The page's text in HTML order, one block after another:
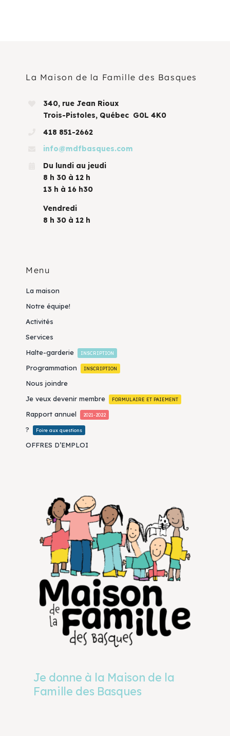
La Maison de la Famille des Basques
340, rue Jean Rioux
Trois-Pistoles, Québec G0L 4K0
418 851-2662
info@mdfbasques.com
Du lundi au jeudi
8 h 30 à 12 h
13 h à 16 h30
Vendredi
8 h 30 à 12 h
Menu
La maison
Notre équipe!
Activités
Services
Halte-garderie
INSCRIPTION
Programmation INSCRIPTION
Nous joindre
Je veux devenir membre
FORMULAIRE ET PAIEMENT
Rapport annuel 2021-2022
? Foire aux questions
OFFRES D’EMPLOI
Je donne à la Maison de la
Famille des Basques